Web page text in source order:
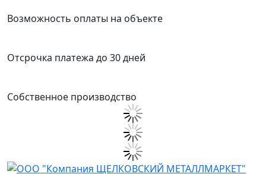
Возможность оплаты на объекте
Отсрочка платежа до 30 дней
Собственное производство